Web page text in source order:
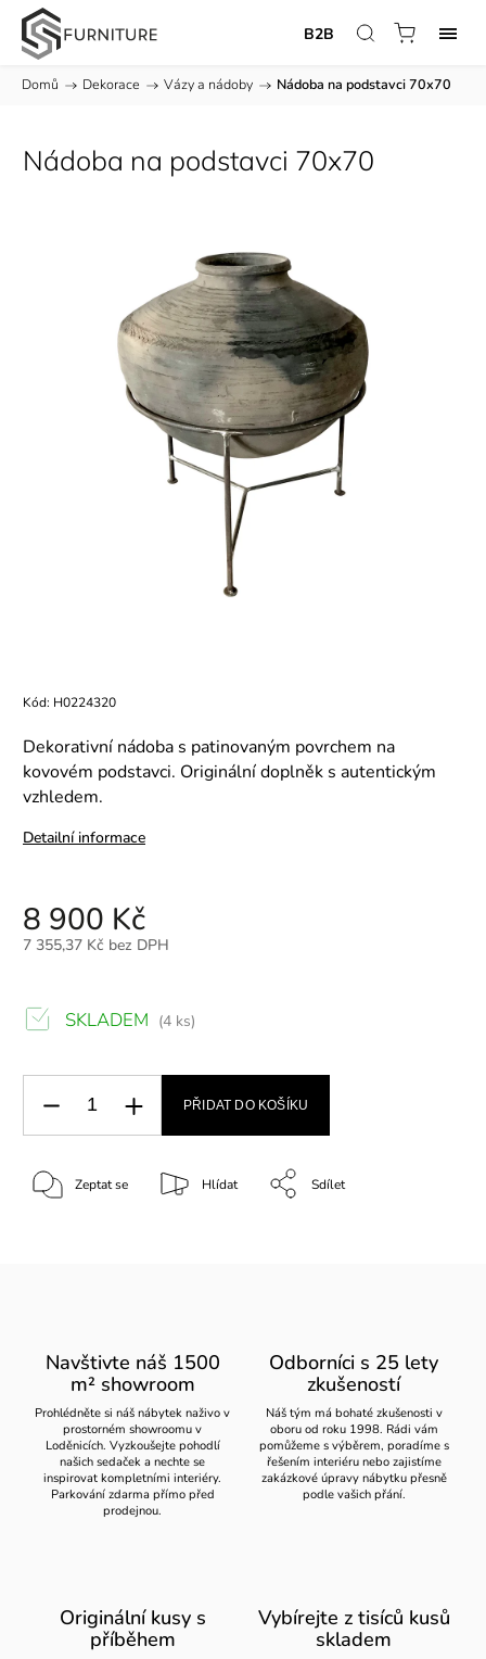
B2B
Domů / Dekorace / Vázy a nádoby / Nádoba na podstavci 70x70
Nádoba na podstavci 70x70
Kód: H0224320
Dekorativní nádoba s patinovaným povrchem na
kovovém podstavci. Originální doplněk s autentickým
vzhledem.
Detailní informace
8 900 Kč
7 355,37 Kč bez DPH
SKLADEM (4 ks)
PŘIDAT DO KOŠÍKU
Zeptat se Hlídat Sdílet
Navštivte náš 1500
m² showroom
Prohlédněte si náš nábytek naživo v
prostorném showroomu v
Loděnicích. Vyzkoušejte pohodlí
našich sedaček a nechte se
inspirovat kompletními interiéry.
Parkování zdarma přímo před
prodejnou.
Odborníci s 25 lety
zkušeností
Náš tým má bohaté zkušenosti v
oboru od roku 1998. Rádi vám
pomůžeme s výběrem, poradíme s
řešením interiéru nebo zajistíme
zakázkové úpravy nábytku přesně
podle vašich přání.
Originální kusy s
příběhem
Vybírejte z tisíců kusů
skladem